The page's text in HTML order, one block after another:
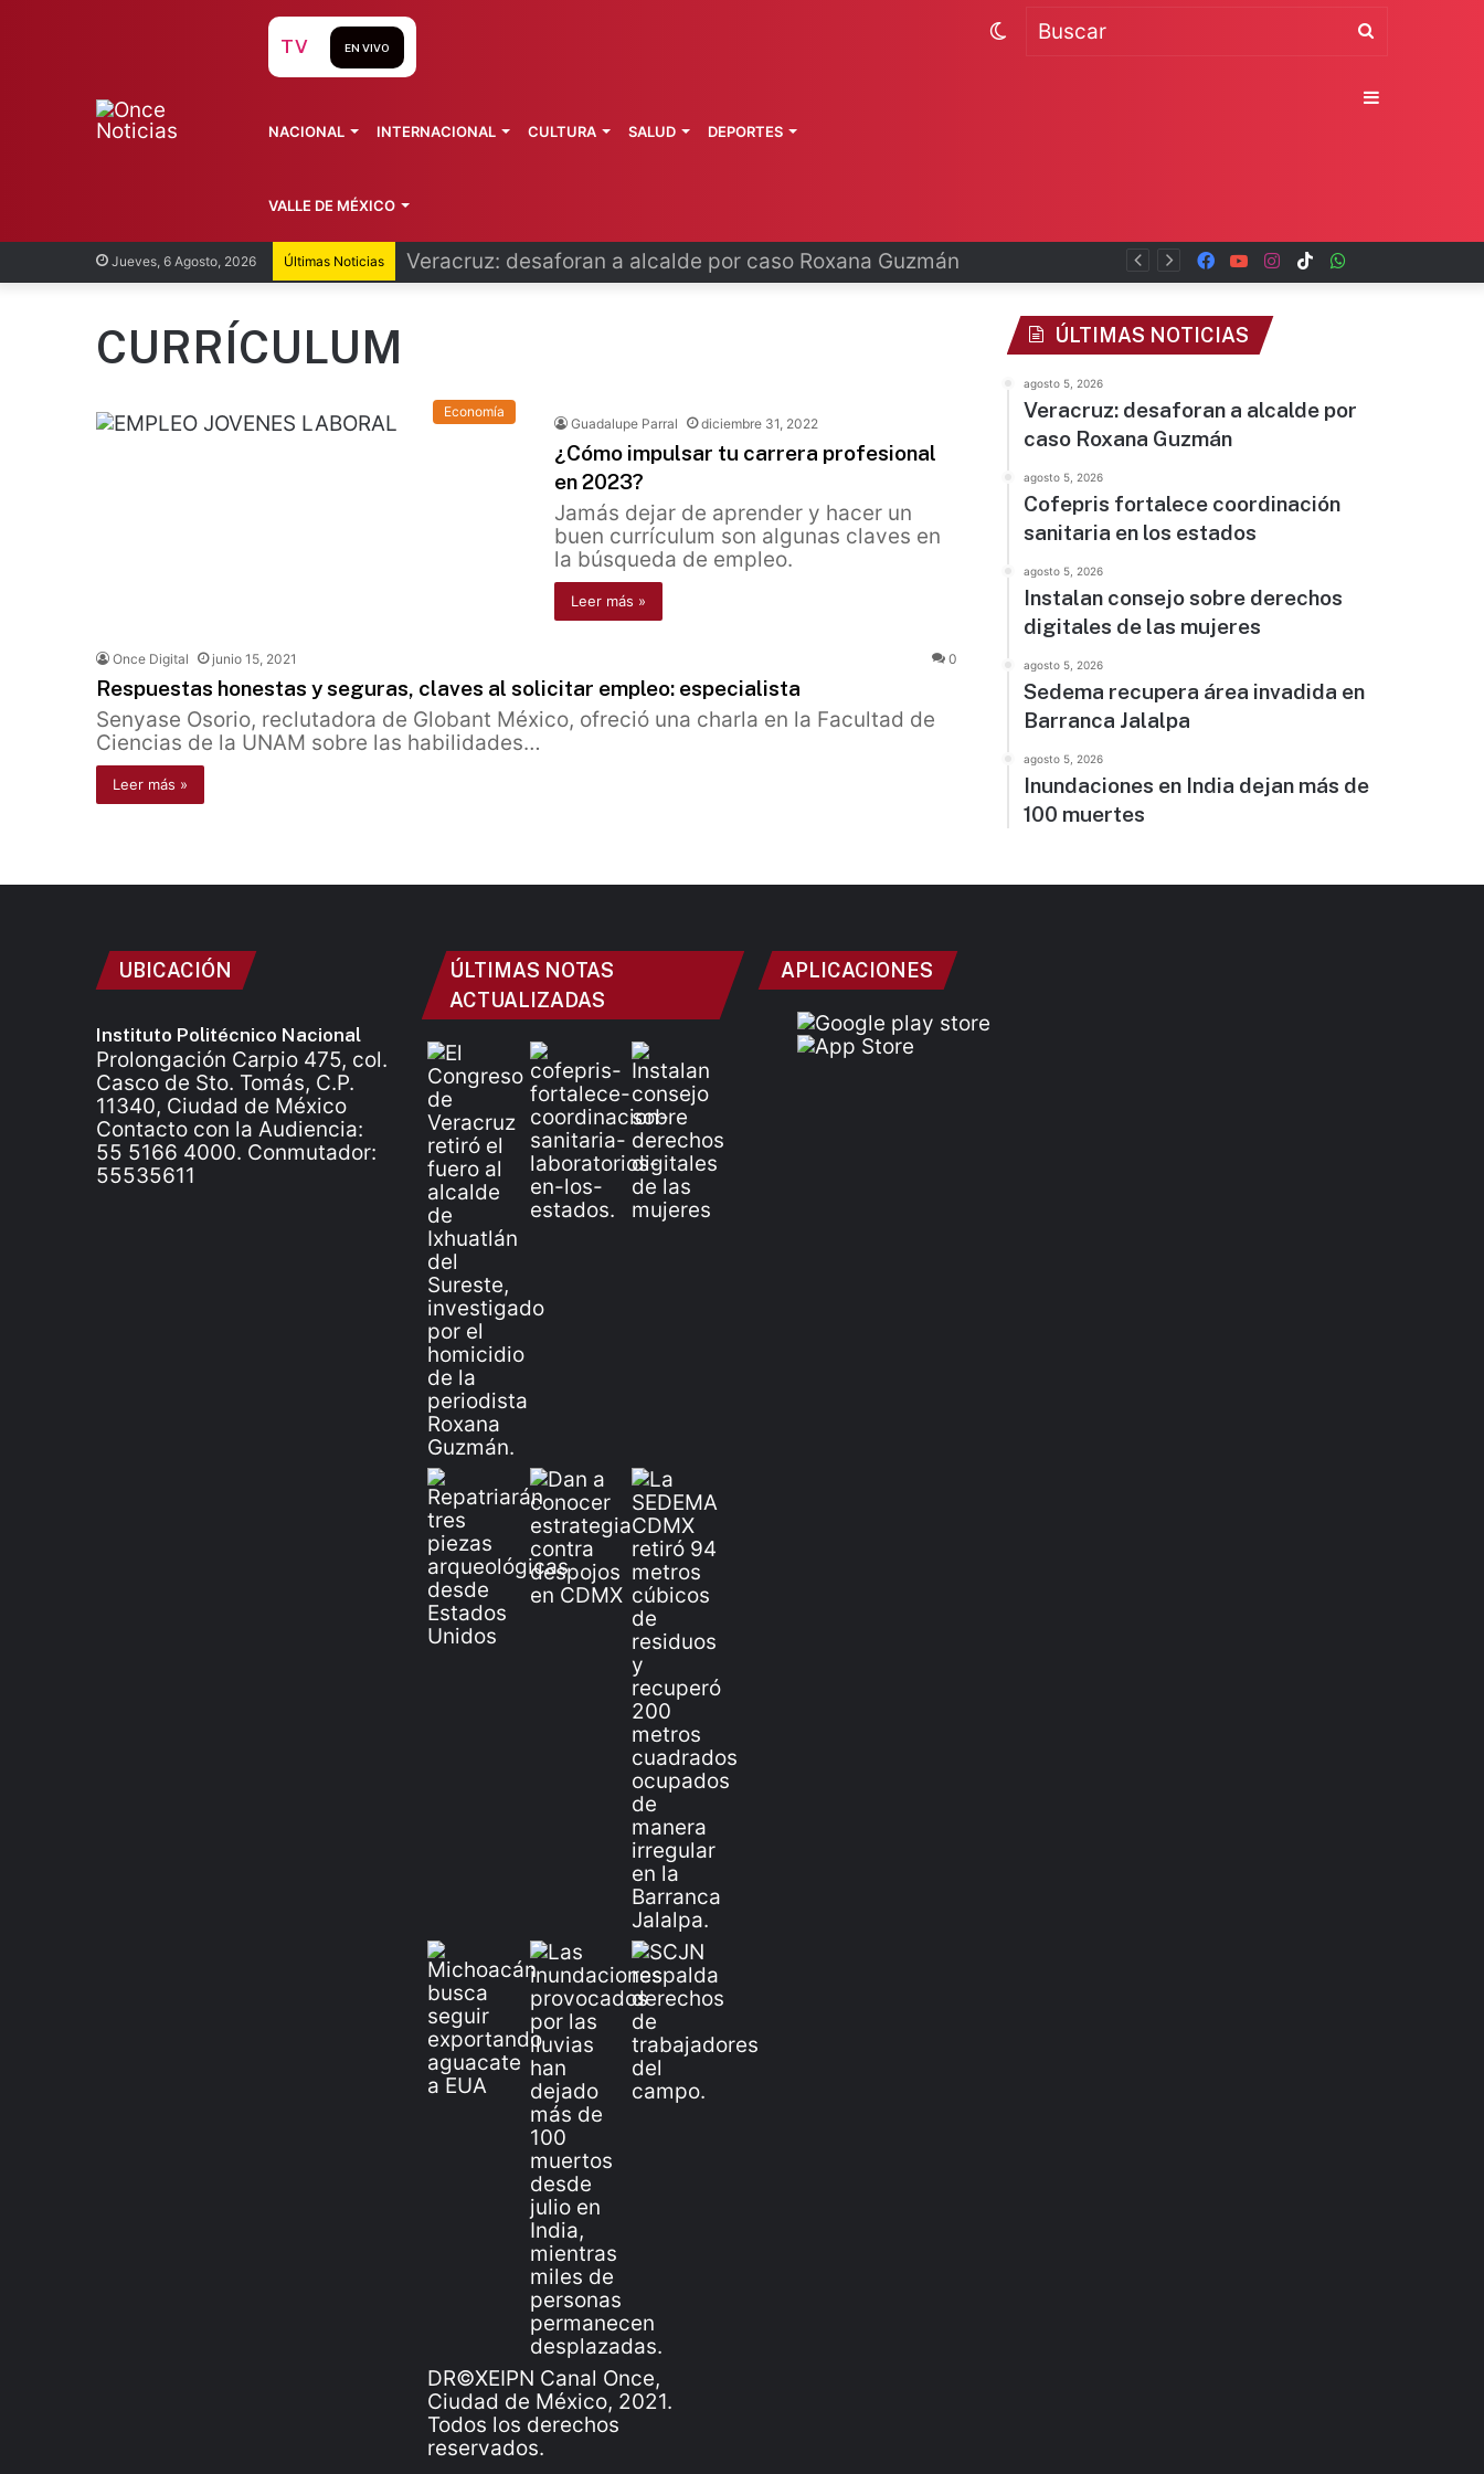
Jueves, 6 Agosto, 2026 Últimas Noticias Cofepris fortalece coordinación sanitaria en los estados TikTok
Instagram
YouTube
Facebook
TV EN VIVO
NACIONAL INTERNACIONAL CULTURA SALUD DEPORTES
VALLE DE MÉXICO
Switch
CURRÍCULUM
Economía
Guadalupe Parral diciembre 31, 2022
¿Cómo impulsar tu carrera profesional
en 2023?
Jamás dejar de aprender y hacer un
buen currículum son algunas claves en
la búsqueda de empleo.
Leer más »
Once Digital junio 15, 2021 0
Respuestas honestas y seguras, claves al solicitar empleo: especialista
Senyase Osorio, reclutadora de Globant México, ofreció una charla en la Facultad de
Ciencias de la UNAM sobre las habilidades…
Leer más »
ÚLTIMAS NOTICIAS
agosto 5, 2026
Veracruz: desaforan a alcalde por
caso Roxana Guzmán
agosto 5, 2026
Cofepris fortalece coordinación
sanitaria en los estados
agosto 5, 2026
Instalan consejo sobre derechos
digitales de las mujeres
agosto 5, 2026
Sedema recupera área invadida en
Barranca Jalalpa
agosto 5, 2026
Inundaciones en India dejan más de
100 muertes
UBICACIÓN
Instituto Politécnico Nacional
Prolongación Carpio 475, col.
Casco de Sto. Tomás, C.P.
11340, Ciudad de México
Contacto con la Audiencia:
55 5166 4000. Conmutador:
55535611
ÚLTIMAS NOTAS
ACTUALIZADAS
DR©XEIPN Canal Once,
Ciudad de México, 2021.
Todos los derechos
reservados.
APLICACIONES